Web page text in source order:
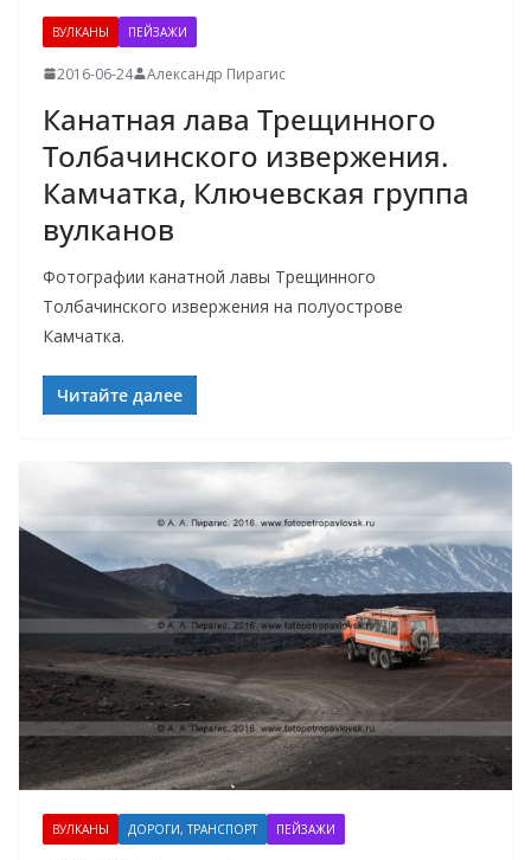
ВУЛКАНЫ ПЕЙЗАЖИ
2016-06-24 Александр Пирагис
Канатная лава Трещинного
Толбачинского извержения.
Камчатка, Ключевская группа
вулканов
Фотографии канатной лавы Трещинного
Толбачинского извержения на полуострове
Камчатка.
Читайте далее
ВУЛКАНЫ ДОРОГИ, ТРАНСПОРТ ПЕЙЗАЖИ